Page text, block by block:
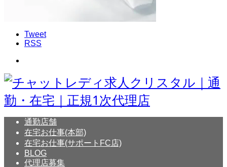
Tweet
RSS
通勤店舗
在宅お仕事(本部)
在宅お仕事(サポートFC店)
BLOG
代理店募集